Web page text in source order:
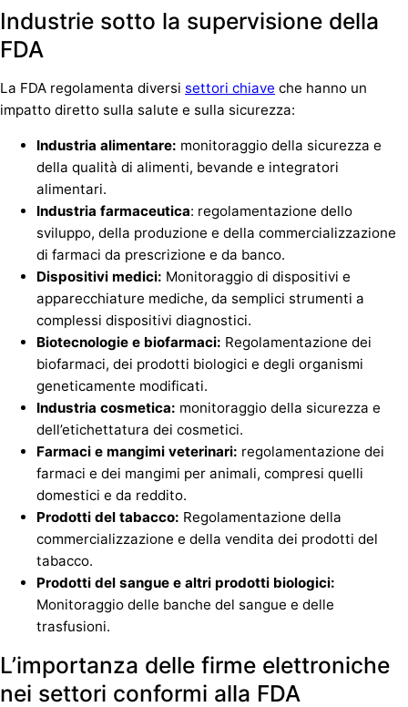
Industrie sotto la supervisione della
FDA
La FDA regolamenta diversi settori chiave che hanno un
impatto diretto sulla salute e sulla sicurezza:
Industria alimentare: monitoraggio della sicurezza e
della qualità di alimenti, bevande e integratori
alimentari.
Industria farmaceutica: regolamentazione dello
sviluppo, della produzione e della commercializzazione
di farmaci da prescrizione e da banco.
Dispositivi medici: Monitoraggio di dispositivi e
apparecchiature mediche, da semplici strumenti a
complessi dispositivi diagnostici.
Biotecnologie e biofarmaci: Regolamentazione dei
biofarmaci, dei prodotti biologici e degli organismi
geneticamente modificati.
Industria cosmetica: monitoraggio della sicurezza e
dell’etichettatura dei cosmetici.
Farmaci e mangimi veterinari: regolamentazione dei
farmaci e dei mangimi per animali, compresi quelli
domestici e da reddito.
Prodotti del tabacco: Regolamentazione della
commercializzazione e della vendita dei prodotti del
tabacco.
Prodotti del sangue e altri prodotti biologici:
Monitoraggio delle banche del sangue e delle
trasfusioni.
L’importanza delle firme elettroniche
nei settori conformi alla FDA